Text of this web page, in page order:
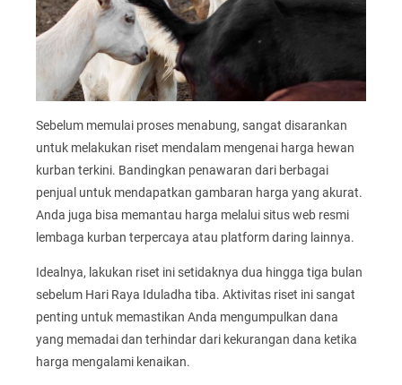
Sebelum memulai proses menabung, sangat disarankan
untuk melakukan riset mendalam mengenai harga hewan
kurban terkini. Bandingkan penawaran dari berbagai
penjual untuk mendapatkan gambaran harga yang akurat.
Anda juga bisa memantau harga melalui situs web resmi
lembaga kurban terpercaya atau platform daring lainnya.
Idealnya, lakukan riset ini setidaknya dua hingga tiga bulan
sebelum Hari Raya Iduladha tiba. Aktivitas riset ini sangat
penting untuk memastikan Anda mengumpulkan dana
yang memadai dan terhindar dari kekurangan dana ketika
harga mengalami kenaikan.